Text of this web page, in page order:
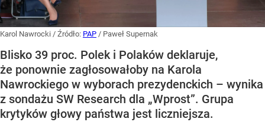
Karol Nawrocki / Źródło: PAP / Paweł Supernak
Blisko 39 proc. Polek i Polaków deklaruje,
że ponownie zagłosowałoby na Karola
Nawrockiego w wyborach prezydenckich – wynika
z sondażu SW Research dla „Wprost”. Grupa
krytyków głowy państwa jest liczniejsza.